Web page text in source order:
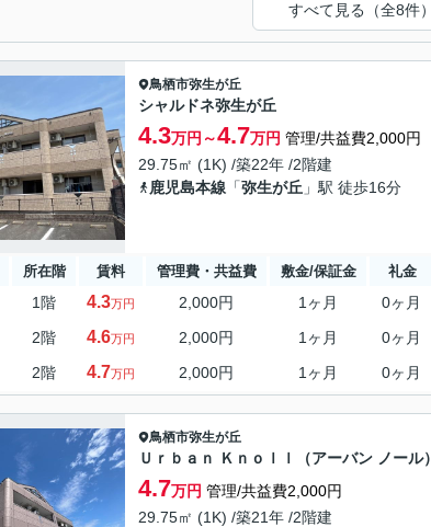
すべて見る（全8件）
鳥栖市弥生が丘
シャルドネ弥生が丘
4.3万円～4.7万円 管理/共益費2,000円
29.75㎡ (1K) /築22年 /2階建
鹿児島本線 「弥生が丘 」駅 徒歩16分
所在階 賃料 管理費・共益費 敷金/保証金 礼金
1階 4.3万円 2,000円 1ヶ月 0ヶ月
2階 4.6万円 2,000円 1ヶ月 0ヶ月
2階 4.7万円 2,000円 1ヶ月 0ヶ月
鳥栖市弥生が丘
Ｕｒｂａｎ Ｋｎｏｌｌ（アーバン ノール）
4.7万円 管理/共益費2,000円
29.75㎡ (1K) /築21年 /2階建